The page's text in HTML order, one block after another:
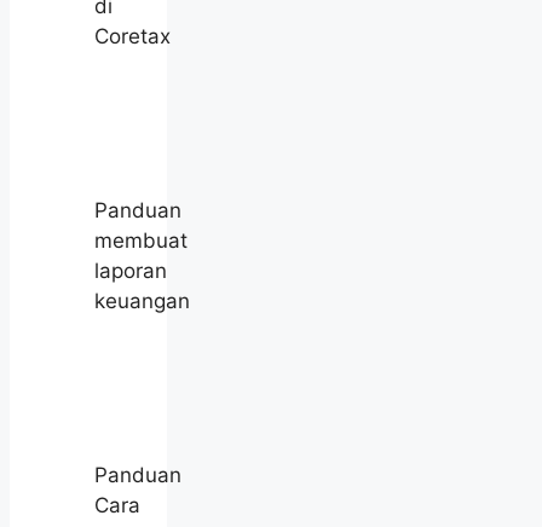
di
Coretax
Panduan
membuat
laporan
keuangan
Panduan
Cara